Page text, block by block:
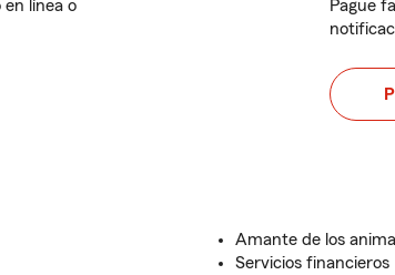
en línea o
Pague
Amante de los
Servicios financieros